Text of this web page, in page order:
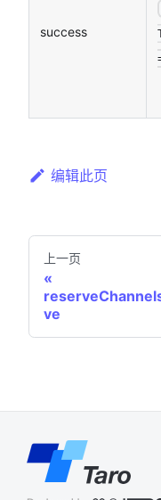
success
编辑此页
上一页
ve